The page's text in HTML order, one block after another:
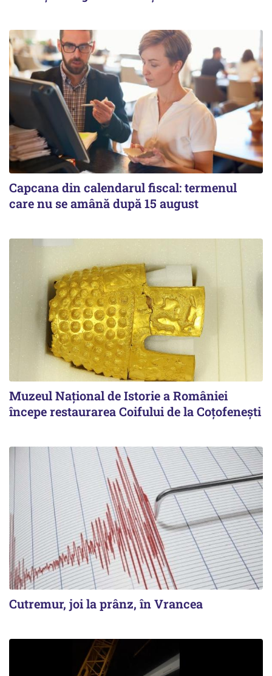
Capcana din calendarul fiscal: termenul
care nu se amână după 15 august
Muzeul Național de Istorie a României
începe restaurarea Coifului de la Coțofenești
Cutremur, joi la prânz, în Vrancea